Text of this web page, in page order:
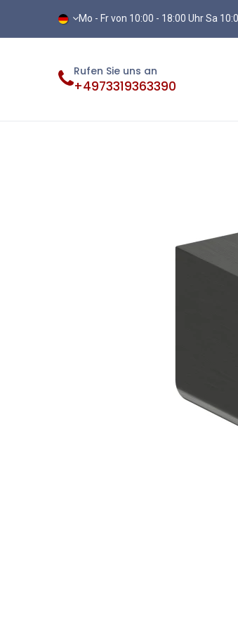
Mo - Fr von 10:00 - 18:00 Uhr Sa
Rufen Sie uns an
+4973319363390